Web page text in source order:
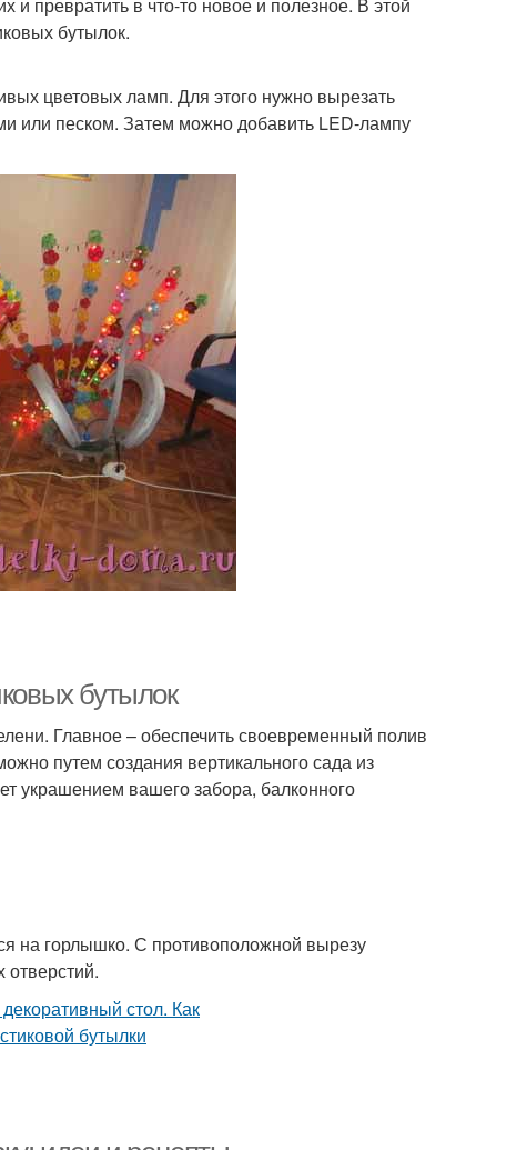
бутылок.
цветовых ламп. Для этого нужно вырезать
или песком. Затем можно добавить LED-лампу
бутылок
Главное – обеспечить своевременный полив
путем создания вертикального сада из
украшением вашего забора, балконного
на горлышко. С противоположной вырезу